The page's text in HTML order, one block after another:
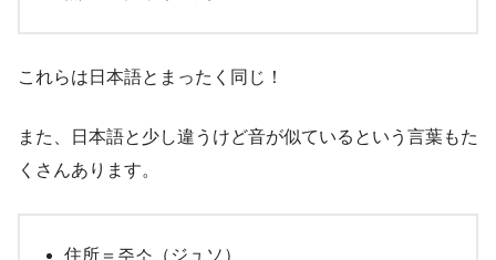
これらは日本語とまったく同じ！
また、日本語と少し違うけど音が似ているという言葉もた
くさんあります。
住所＝주소（ジュソ）